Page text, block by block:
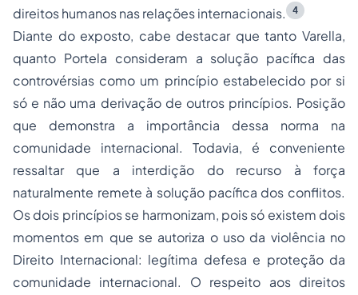
direitos humanos nas relações internacionais.
4
Diante do exposto, cabe destacar que tanto Varella,
quanto Portela consideram a solução pacífica das
controvérsias como um princípio estabelecido por si
só e não uma derivação de outros princípios. Posição
que demonstra a importância dessa norma na
comunidade internacional. Todavia, é conveniente
ressaltar que a interdição do recurso à força
naturalmente remete à solução pacífica dos conflitos.
Os dois princípios se harmonizam, pois só existem dois
momentos em que se autoriza o uso da violência no
Direito Internacional: legítima defesa e proteção da
comunidade internacional. O respeito aos direitos